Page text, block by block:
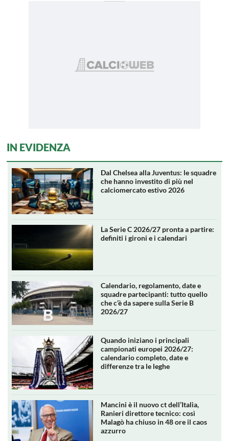
IN EVIDENZA
Dal Chelsea alla Juventus: le squadre
che hanno investito di più nel
calciomercato estivo 2026
La Serie C 2026/27 pronta a partire:
definiti i gironi e i calendari
Calendario, regolamento, date e
squadre partecipanti: tutto quello
che c’è da sapere sulla Serie B
2026/27
Quando iniziano i principali
campionati europei 2026/27:
calendario completo, date e
differenze tra le leghe
Mancini è il nuovo ct dell’Italia,
Ranieri direttore tecnico: così
Malagò ha chiuso in 48 ore il caos
azzurro